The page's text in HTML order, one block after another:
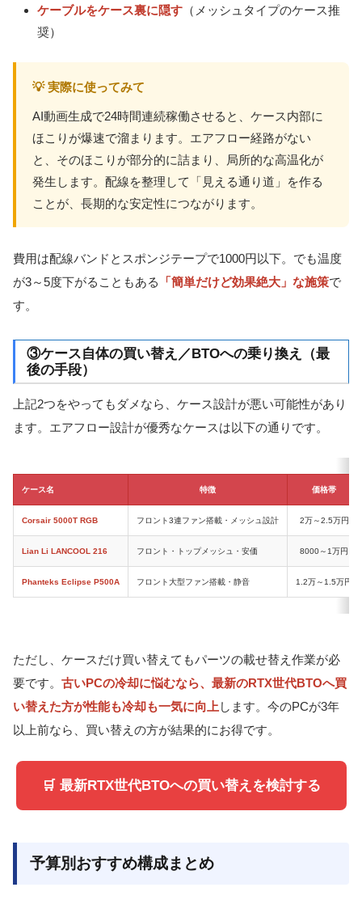
ケーブルをケース裏に隠す （メッシュタイプのケース推
奨）
💡 実際に使ってみて
AI動画生成で24時間連続稼働させると、ケース内部に
ほこりが爆速で溜まります。エアフロー経路がない
と、そのほこりが部分的に詰まり、局所的な高温化が
発生します。配線を整理して「見える通り道」を作る
ことが、長期的な安定性につながります。
費用は配線バンドとスポンジテープで1000円以下。でも温度
が3～5度下がることもある
「簡単だけど効果絶大」な施策で
す。
③ケース自体の買い替え／BTOへの乗り換え（最
後の手段）
上記2つをやってもダメなら、ケース設計が悪い可能性があり
ます。エアフロー設計が優秀なケースは以下の通りです。
ケース名 特徴 価格帯
Corsair 5000T RGB フロント3連ファン搭載・メッシュ設計 2万～2.5万円
Lian Li LANCOOL 216 フロント・トップメッシュ・安価 8000～1万円
Phanteks Eclipse P500A フロント大型ファン搭載・静音 1.2万～1.5万円
ただし、ケースだけ買い替えてもパーツの載せ替え作業が必
要です。 古いPCの冷却に悩むなら、最新のRTX世代BTOへ買
い替えた方が性能も冷却も一気に向上 します。今のPCが3年
以上前なら、買い替えの方が結果的にお得です。
🛒 最新RTX世代BTOへの買い替えを検討する
予算別おすすめ構成まとめ